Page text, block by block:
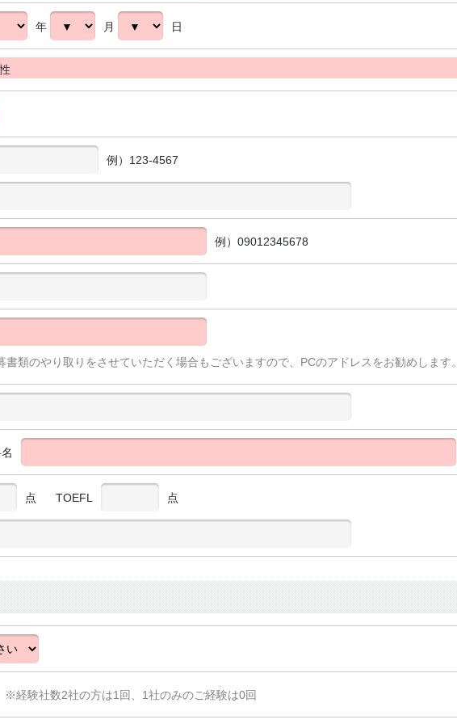
年 月 日
例）123-4567
例）09012345678
類のやり取りをさせていただく場合もございますので、PCのアドレスをお勧めします。
点 TOEFL 点
※経験社数2社の方は1回、1社のみのご経験は0回